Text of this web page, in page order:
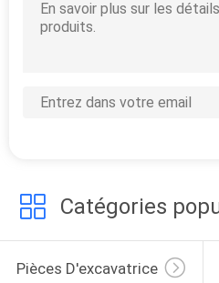
PRIVACY
Catégories
Pièces D'excavatrice